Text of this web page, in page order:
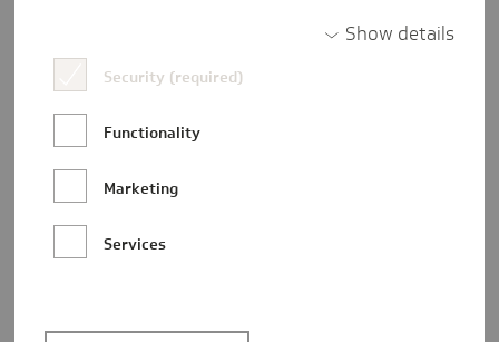
Show details
Security (required)
Functionality
Marketing
Services